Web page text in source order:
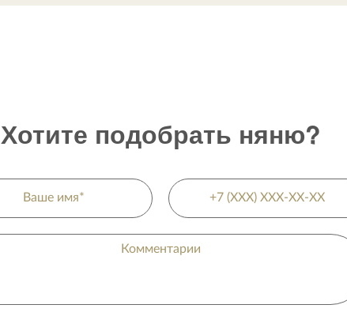
Хотите подобрать няню?